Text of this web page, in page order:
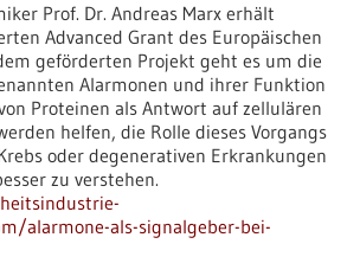
Prof. Dr. Andreas Marx erhält
Advanced Grant des Europäischen
geförderten Projekt geht es um die
Alarmonen und ihrer Funktion
Proteinen als Antwort auf zellulären
helfen, die Rolle dieses Vorgangs
oder degenerativen Erkrankungen
zu verstehen.
alarmone-als-signalgeber-bei-